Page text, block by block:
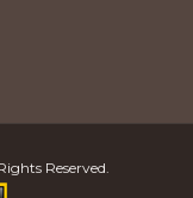
Reserved.